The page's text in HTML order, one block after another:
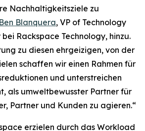
Nachhaltigkeitsziele zu
Ben Blanquera, VP of Technology
Rackspace Technology, hinzu.
zu diesen ehrgeizigen, von der
schaffen wir einen Rahmen für
und unterstreichen
als umweltbewusster Partner für
Partner und Kunden zu agieren.“
erzielen durch das Workload